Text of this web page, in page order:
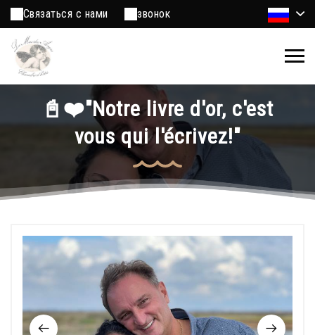
Связаться с нами звонок
📓❤️"Notre livre d'or, c'est
vous qui l'écrivez!"